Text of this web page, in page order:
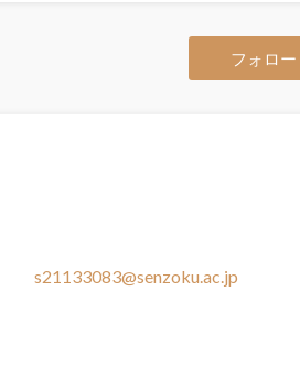
フォロ
s21133083@senzoku.ac.jp